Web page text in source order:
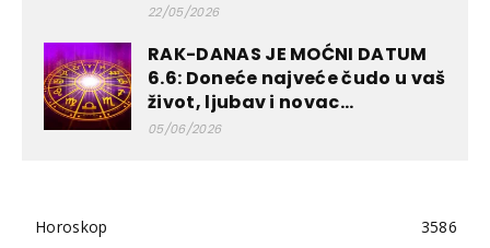
22/05/2026
RAK-DANAS JE MOĆNI DATUM
6.6: Doneće najveće čudo u vaš
život, ljubav i novac...
05/06/2026
Horoskop
3586